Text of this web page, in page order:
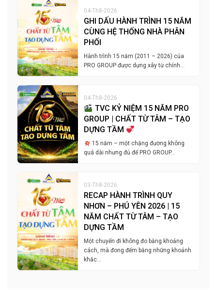
04-Th8-2026
GHI DẤU HÀNH TRÌNH 15 NĂM
CÙNG HỆ THỐNG NHÀ PHÂN
PHỐI
Hành trình 15 năm (2011 – 2026) của
PRO GROUP được dựng xây từ chính…
04-Th8-2026
TVC KỶ NIỆM 15 NĂM PRO
GROUP | CHẤT TỪ TÂM – TẠO
DỰNG TẦM
15 năm – một chặng đường không
quá dài nhưng đủ để PRO GROUP…
03-Th8-2026
RECAP HÀNH TRÌNH QUY
NHƠN – PHÚ YÊN 2026 | 15
NĂM CHẤT TỪ TÂM – TẠO
DỰNG TẦM
Một chuyến đi không đo bằng khoảng
cách, mà đong đếm bằng những khoảnh
khắc…